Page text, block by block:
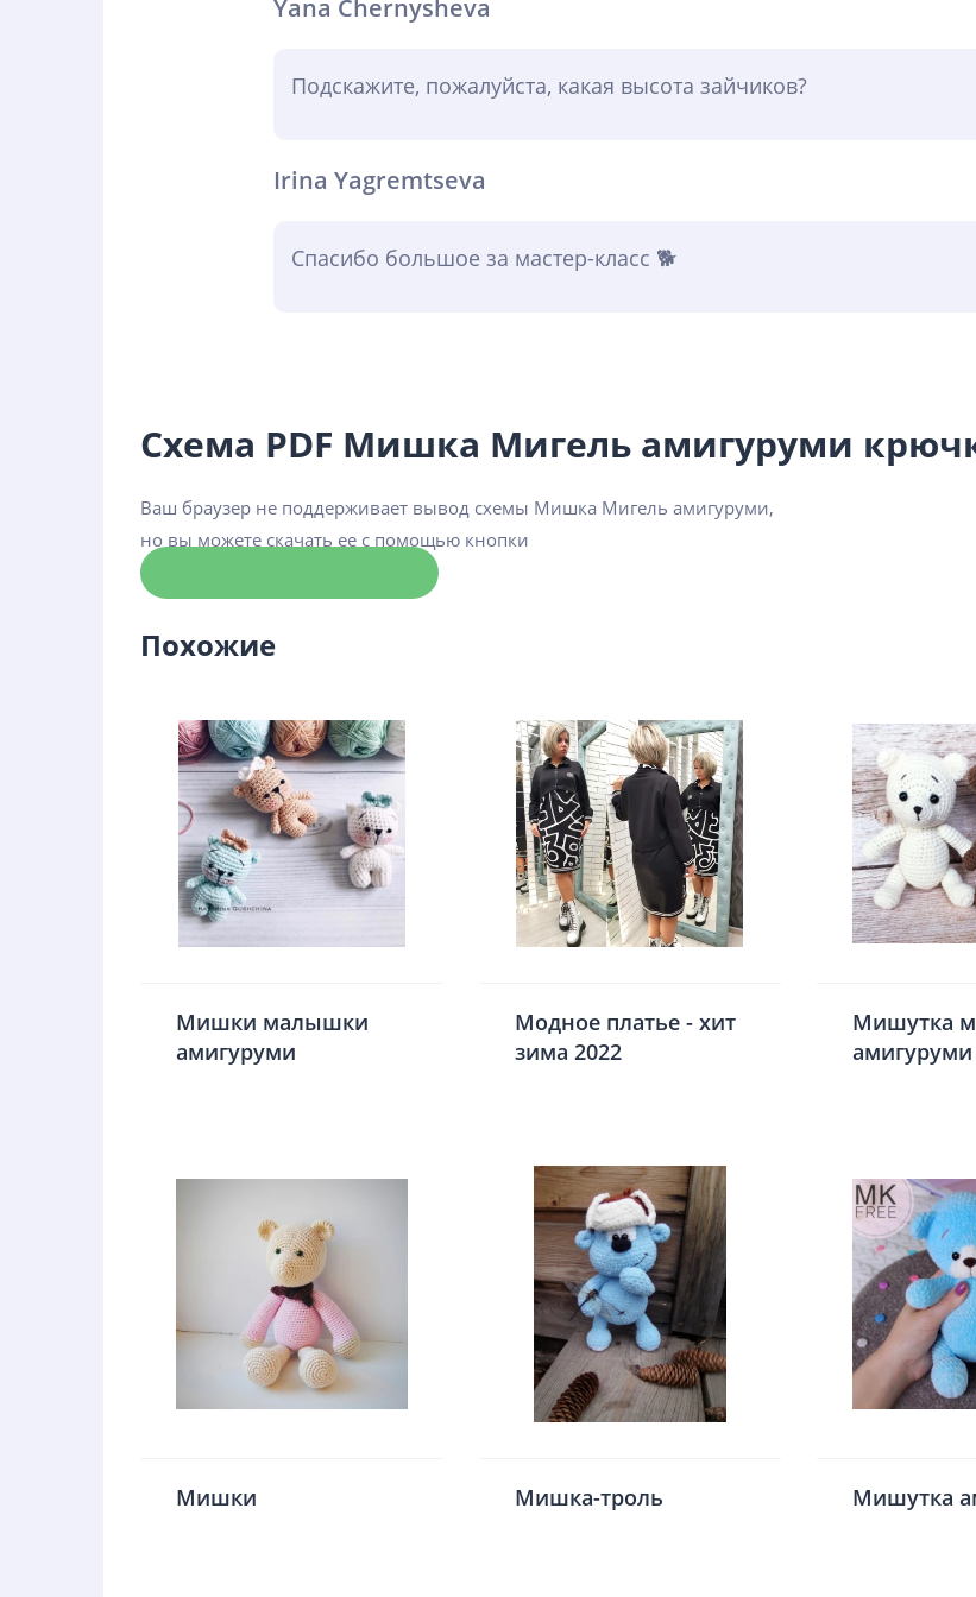
Yana Chernysheva
Подскажите, пожалуйста, какая высота зайчиков?
Irina Yagremtseva
Спасибо большое за мастер-класс 🐕
Схема PDF Мишка Мигель амигуруми
Ваш браузер не поддерживает вывод схемы Мишка Мигель амигуруми,
но вы можете скачать ее с помощью кнопки
Похожие
Мишки малышки
амигуруми
Модное платье - хит
зима 2022
Мишутка
амигуруми
Мишки Мишка-троль Мишутка